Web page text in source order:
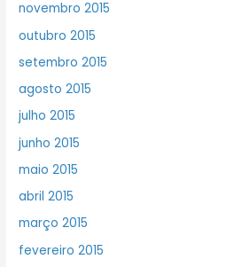
novembro 2015
outubro 2015
setembro 2015
agosto 2015
julho 2015
junho 2015
maio 2015
abril 2015
março 2015
fevereiro 2015